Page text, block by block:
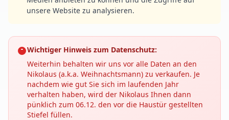
unsere Website zu analysieren.
Wichtiger Hinweis zum Datenschutz:
Weiterhin behalten wir uns vor alle Daten an den
Nikolaus (a.k.a. Weihnachtsmann) zu verkaufen. Je
nachdem wie gut Sie sich im laufenden Jahr
verhalten haben, wird der Nikolaus Ihnen dann
pünklich zum 06.12. den vor die Haustür gestellten
Stiefel füllen.